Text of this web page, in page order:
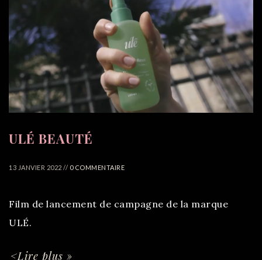
ULÉ BEAUTÉ
13 JANVIER 2022 // 0 COMMENTAIRE
Film de lancement de campagne de la marque
ULÉ.
<Lire plus »